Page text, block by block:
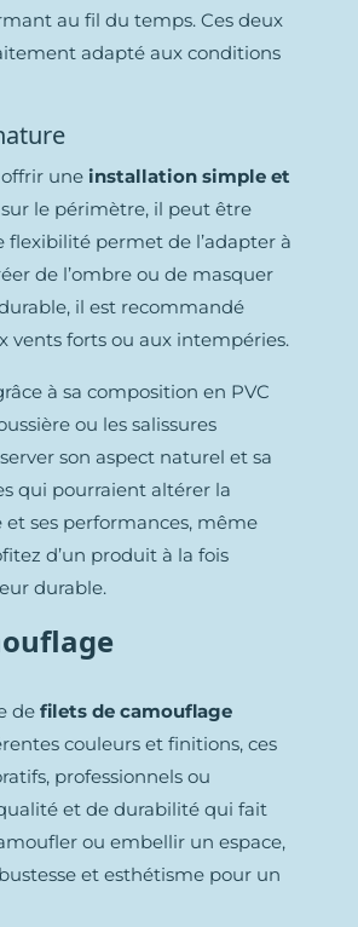
au fil du temps. Ces deux
adapté aux conditions
une installation simple et
le périmètre, il peut être
flexibilité permet de l’adapter à
de l’ombre ou de masquer
il est recommandé
vents forts ou aux intempéries.
à sa composition en PVC
ou les salissures
son aspect naturel et sa
qui pourraient altérer la
et ses performances, même
d’un produit à la fois
durable.
de filets de camouflage
couleurs et finitions, ces
professionnels ou
et de durabilité qui fait
ou embellir un espace,
et esthétisme pour un